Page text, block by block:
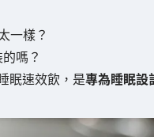
一樣？
嗎？
眠速效飲，是專為睡眠設